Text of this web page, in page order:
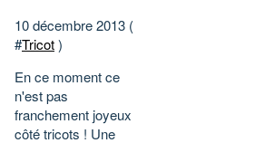
10 décembre 2013 (
#Tricot)
En ce moment ce
n'est pas
franchement joyeux
côté tricots ! Une